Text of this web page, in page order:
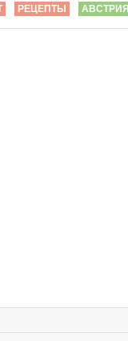
РЕЦЕПТЫ АВСТРИЯ